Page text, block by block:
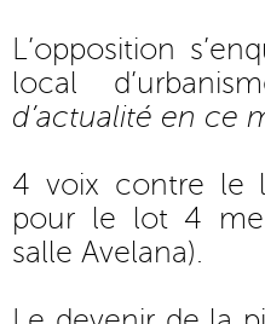
L’opposition
local
d’actualité en ce
4 voix contre le
pour le lot 4
salle Avelana).